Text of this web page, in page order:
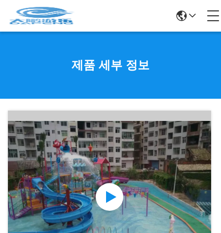
제품 세부 정보